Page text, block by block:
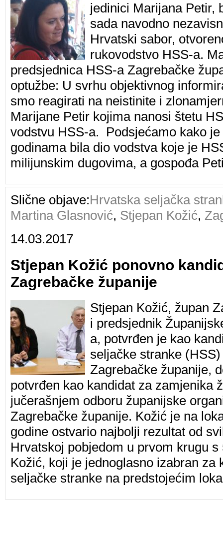
jedinici Marijana Petir,
sada navodno
Hrvatski sabor,
rukovodstvo HSS-a.
predsjednica HSS-a Zagrebačke
optužbe: U svrhu objektivnog
smo reagirati na neistinite i
Marijane Petir kojima nanosi štetu
vodstvu HSS-a. Podsjećamo kako
godinama bila dio vodstva koje je
milijunskim dugovima, a gospođa
Slične objave:Hrvatska seljačka
Martina Glasnović, Stjepan Kožić,
14.03.2017
Stjepan Kožić ponovno
Zagrebačke županije
Stjepan Kožić, župan
i predsjednik
a, potvrđen je kao
seljačke stranke
Zagrebačke županije,
potvrđen kao kandidat za zamjenika
jučerašnjem odboru županijske
Zagrebačke županije. Kožić je na
godine ostvario najbolji rezultat od
Hrvatskoj pobjedom u prvom krugu
Kožić, koji je jednoglasno izabran za
seljačke stranke na predstojećim